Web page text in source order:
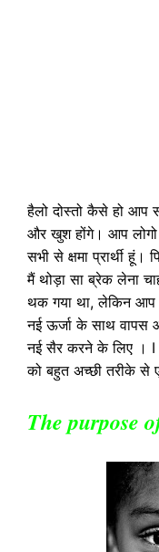
हैलो दोस्तो कैसे हो आप
और खुश होंगे। आप लोगो
सभी से क्षमा प्रार्थी
मैं थोड़ा सा ब्रेक लेना
थक गया था, लेकिन आप
नई ऊर्जा के साथ वापस
नई सैर करने के लिए ।
को बहुत अच्छी तरीके से
The purpose